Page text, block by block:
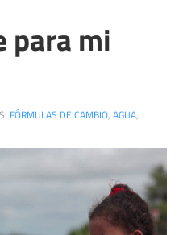
para mi
FÓRMULAS DE CAMBIO, AGUA,